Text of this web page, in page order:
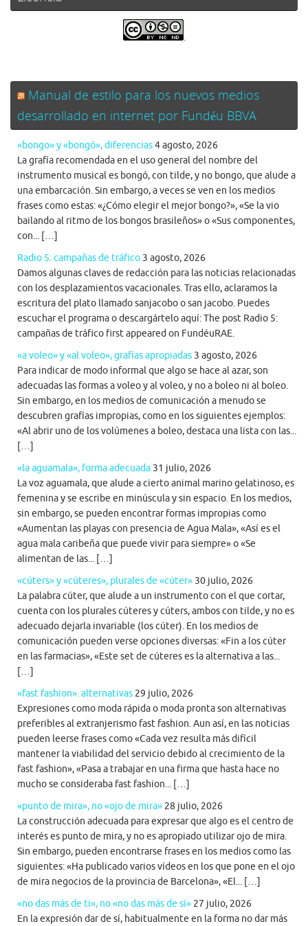
.
Manual de estilo para los nuevos medios
desarrollado en internet por Fundéu BBVA
«bongo» y «bongó», diferencias4 agosto, 2026
La grafía recomendada en el uso general del nombre del
instrumento musical es bongó, con tilde, y no bongo, que alude a
una embarcación. Sin embargo, a veces se ven en los medios
frases como estas: «¿Cómo elegir el mejor bongo?», «Se la vio
bailando al ritmo de los bongos brasileños» o «Sus componentes,
con... […]
Radio 5: campañas de tráfico 3 agosto, 2026
Damos algunas claves de redacción para las noticias relacionadas
con los desplazamientos vacacionales. Tras ello, aclaramos la
escritura del plato llamado sanjacobo o san jacobo. Puedes
escuchar el programa o descargártelo aquí: The post Radio 5:
campañas de tráfico first appeared on FundéuRAE.
«a voleo» y «al voleo», grafías apropiadas 3 agosto, 2026
Para indicar de modo informal que algo se hace al azar, son
adecuadas las formas a voleo y al voleo, y no a boleo ni al boleo.
Sin embargo, en los medios de comunicación a menudo se
descubren grafías impropias, como en los siguientes ejemplos:
«Al abrir uno de los volúmenes a boleo, destaca una lista con las...
[…]
«la aguamala», forma adecuada 31 julio, 2026
La voz aguamala, que alude a cierto animal marino gelatinoso, es
femenina y se escribe en minúscula y sin espacio. En los medios,
sin embargo, se pueden encontrar formas impropias como
«Aumentan las playas con presencia de Agua Mala», «Así es el
agua mala caribeña que puede vivir para siempre» o «Se
alimentan de las... […]
«cúters» y «cúteres», plurales de «cúter» 30 julio, 2026
La palabra cúter, que alude a un instrumento con el que cortar,
cuenta con los plurales cúteres y cúters, ambos con tilde, y no es
adecuado dejarla invariable (los cúter). En los medios de
comunicación pueden verse opciones diversas: «Fin a los cúter
en las farmacias», «Este set de cúteres es la alternativa a las...
[…]
«fast fashion». alternativas 29 julio, 2026
Expresiones como moda rápida o moda pronta son alternativas
preferibles al extranjerismo fast fashion. Aun así, en las noticias
pueden leerse frases como «Cada vez resulta más difícil
mantener la viabilidad del servicio debido al crecimiento de la
fast fashion», «Pasa a trabajar en una firma que hasta hace no
mucho se consideraba fast fashion... […]
«punto de mira», no «ojo de mira» 28 julio, 2026
La construcción adecuada para expresar que algo es el centro de
interés es punto de mira, y no es apropiado utilizar ojo de mira.
Sin embargo, pueden encontrarse frases en los medios como las
siguientes: «Ha publicado varios vídeos en los que pone en el ojo
de mira negocios de la provincia de Barcelona», «El... […]
«no das más de ti», no «no das más de sí» 27 julio, 2026
En la expresión dar de sí, habitualmente en la forma no dar más